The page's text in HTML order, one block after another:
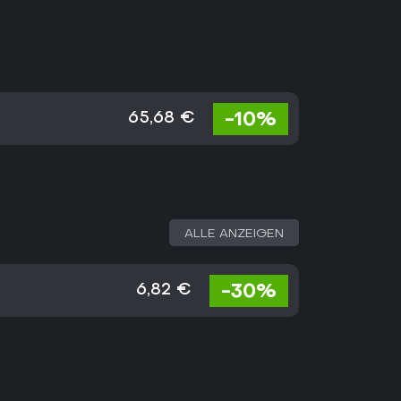
65,68 € -10%
ALLE ANZEIGEN
6,82 € -30%